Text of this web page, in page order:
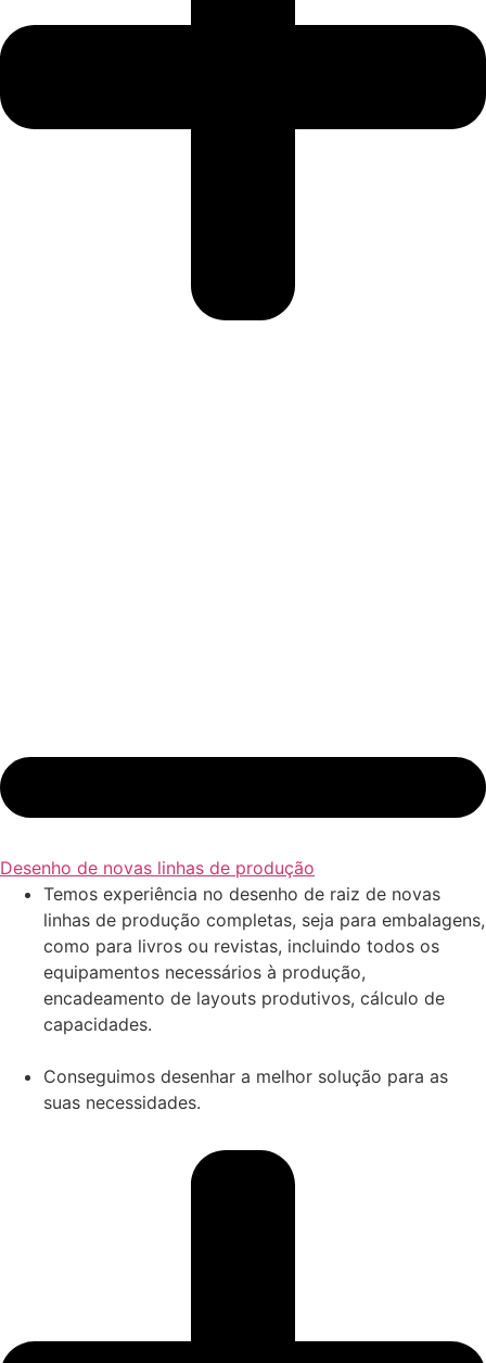
Desenho de novas linhas de produção
Temos experiência no desenho de raiz de novas
linhas de produção completas, seja para embalagens,
como para livros ou revistas, incluindo todos os
equipamentos necessários à produção,
encadeamento de layouts produtivos, cálculo de
capacidades.
Conseguimos desenhar a melhor solução para as
suas necessidades.